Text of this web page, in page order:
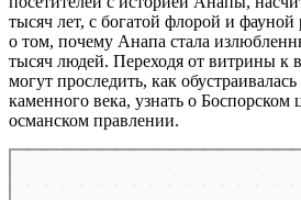
тысяч лет, с богатой флорой и
о том, почему Анапа стала
тысяч людей. Переходя от витрины к
могут проследить, как
каменного века, узнать о Боспорском
османском правлении.
Анапа